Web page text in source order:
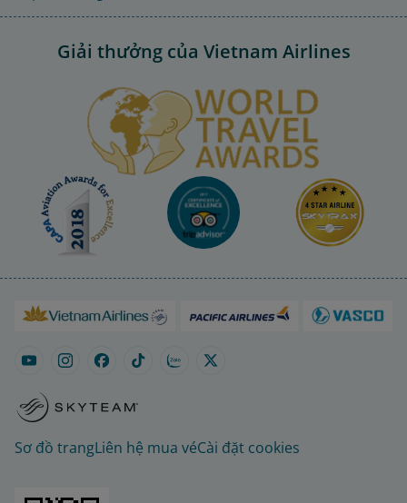
Giải thưởng của Vietnam Airlines
Sơ đồ trangLiên hệ mua véCài đặt cookies